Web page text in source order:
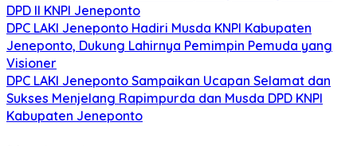
DPD II KNPI Jeneponto
DPC LAKI Jeneponto Hadiri Musda KNPI Kabupaten
Jeneponto, Dukung Lahirnya Pemimpin Pemuda yang
Visioner
DPC LAKI Jeneponto Sampaikan Ucapan Selamat dan
Sukses Menjelang Rapimpurda dan Musda DPD KNPI
Kabupaten Jeneponto